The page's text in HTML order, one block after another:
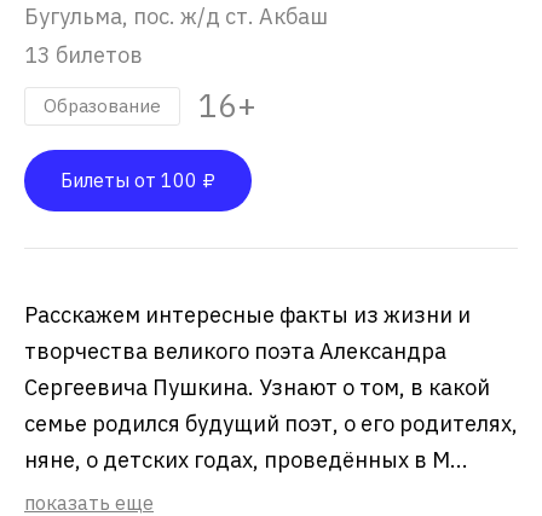
Бугульма, пос. ж/д ст. Акбаш
13 билетов
Образование 16+
Билеты от 100 ₽
Расскажем интересные факты из жизни и
творчества великого поэта Александра
Сергеевича Пушкина. Узнают о том, в какой
семье родился будущий поэт, о его родителях,
няне, о детских годах, проведённых в М...
показать еще